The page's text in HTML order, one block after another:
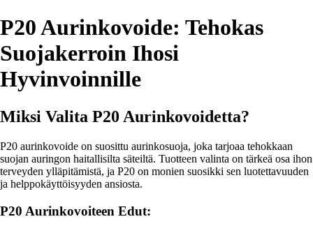
P20 Aurinkovoide: Tehokas
Suojakerroin Ihosi
Hyvinvoinnille
Miksi Valita P20 Aurinkovoidetta?
P20 aurinkovoide on suosittu aurinkosuoja, joka tarjoaa tehokkaan
suojan auringon haitallisilta säteiltä. Tuotteen valinta on tärkeä osa ihon
terveyden ylläpitämistä, ja P20 on monien suosikki sen luotettavuuden
ja helppokäyttöisyyden ansiosta.
P20 Aurinkovoiteen Edut: